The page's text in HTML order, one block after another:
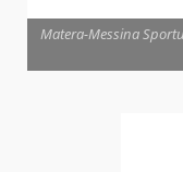
Matera-Messina